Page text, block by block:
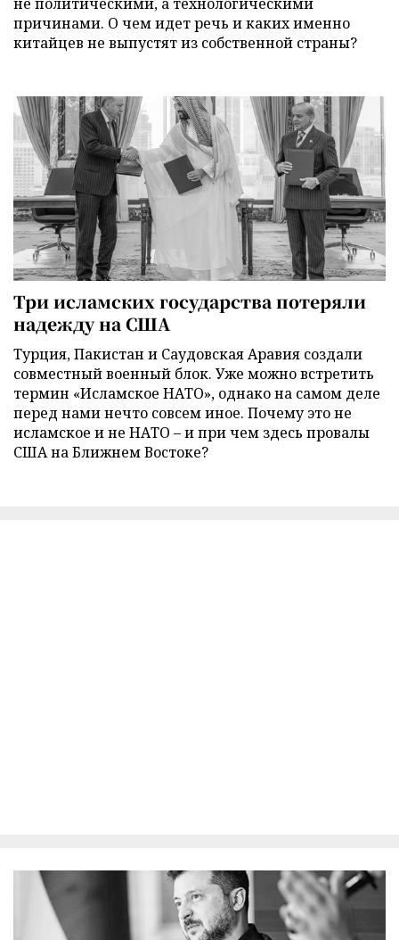
причинами. О чем идет речь и каких именно
китайцев не выпустят из собственной страны?
Три исламских государства потеряли
надежду на США
Турция, Пакистан и Саудовская Аравия создали
совместный военный блок. Уже можно встретить
термин «Исламское НАТО», однако на самом деле
перед нами нечто совсем иное. Почему это не
исламское и не НАТО – и при чем здесь провалы
США на Ближнем Востоке?